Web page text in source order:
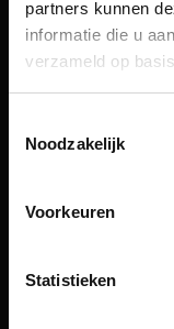
partners kunnen
informatie die u
verzameld op
Noodzakelijk
Voorkeuren
Statistieken
Een
beleving,
een